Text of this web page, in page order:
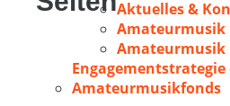
Aktuelles &
Amateurmusik
Engagementstrategie
Amateurmusikfonds